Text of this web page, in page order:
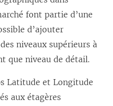
font partie d’une
d’ajouter
niveaux supérieurs à
que niveau de détail.
Latitude et Longitude
aux étagères